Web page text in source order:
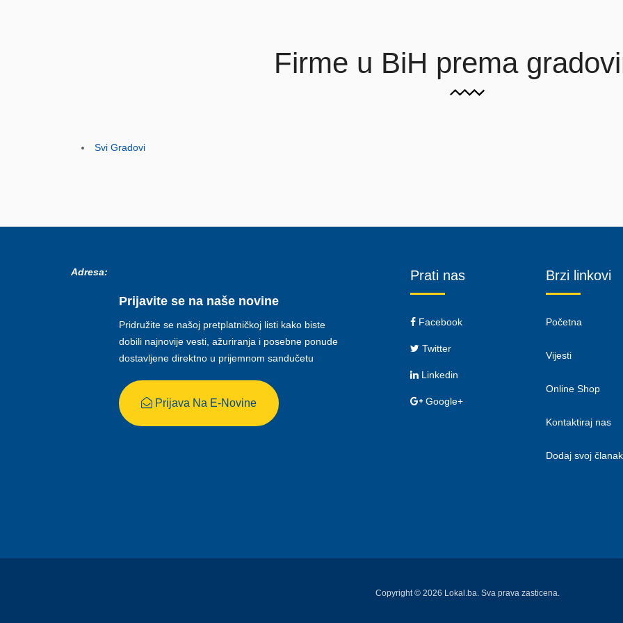
Firme u BiH prema
Svi Gradovi
Adresa:
Prijavite se na naše novine
Pridružite se našoj pretplatničkoj listi kako biste
dobili najnovije vesti, ažuriranja i posebne ponude
dostavljene direktno u prijemnom sandučetu
Prijava Na E-Novine
Prati nas
Facebook
Twitter
Linkedin
Google+
Brzi linkovi
Početna
Vijesti
Online Shop
Kontaktiraj nas
Dodaj svoj članak
Copyright © 2026 Lokal.ba. Sva prava zasticena.